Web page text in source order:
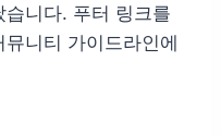
니다. 푸터 링크를
니티 가이드라인에